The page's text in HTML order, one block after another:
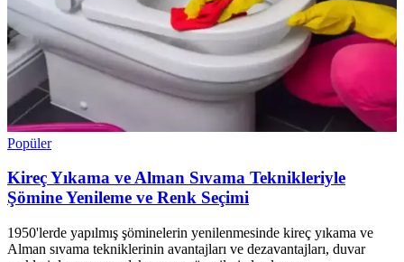
Popüler
Kireç Yıkama ve Alman Sıvama Teknikleriyle
Şömine Yenileme ve Renk Seçimi
1950'lerde yapılmış şöminelerin yenilenmesinde kireç yıkama ve
Alman sıvama tekniklerinin avantajları ve dezavantajları, duvar